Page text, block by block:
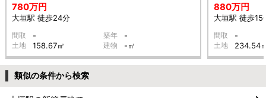
780万円
大垣駅 徒歩24分
間取 - 築年 -
土地 158.67㎡ 建物 -㎡
880万円
大垣駅 徒歩15
間取 -
土地 234.54
類似の条件から検索